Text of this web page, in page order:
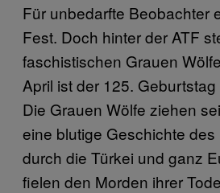
Für unbedarfte Beobachter
Fest. Doch hinter der ATF
faschistischen Grauen
April ist der 125.
Die Grauen Wölfe ziehen
eine blutige Geschichte des
durch die Türkei und ganz
fielen den Morden ihrer